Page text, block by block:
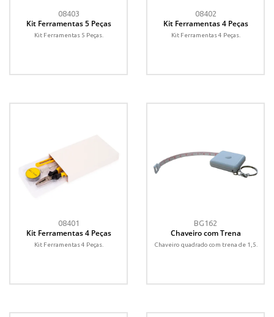
08403
Kit Ferramentas 5 Peças
Kit Ferramentas 5 Peças.
08402
Kit Ferramentas 4 Peças
Kit Ferramentas 4 Peças.
08401
Kit Ferramentas 4 Peças
Kit Ferramentas 4 Peças.
BG162
Chaveiro com Trena
Chaveiro quadrado com trena de 1,5.